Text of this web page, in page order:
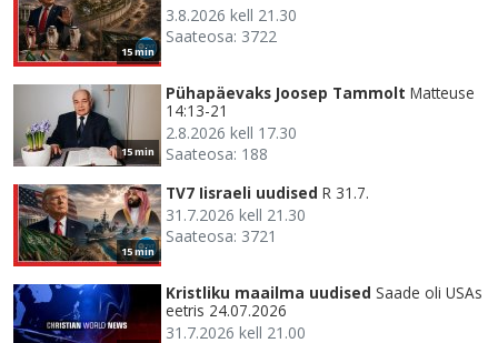
15 min
3.8.2026 kell 21.30
Saateosa: 3722
15 min
Pühapäevaks Joosep Tammolt Matteuse
14:13-21
2.8.2026 kell 17.30
Saateosa: 188
15 min
TV7 Iisraeli uudised R 31.7.
31.7.2026 kell 21.30
Saateosa: 3721
Kristliku maailma uudised Saade oli USAs
eetris 24.07.2026
31.7.2026 kell 21.00